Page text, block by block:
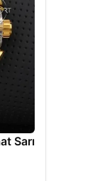
Sarı